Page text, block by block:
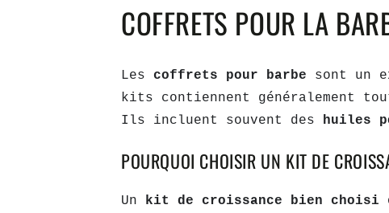
COFFRETS POUR LA
Les coffrets pour barbe sont un
kits contiennent généralement
Ils incluent souvent des huiles
POURQUOI CHOISIR UN KIT DE
Un kit de croissance bien choisi